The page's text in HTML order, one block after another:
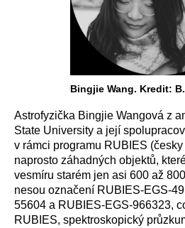
Bingjie Wang. Kredit:
Astrofyzička Bingjie Wangová z
State University a její
v rámci programu RUBIES (česky
naprosto záhadných objektů,
vesmíru starém jen asi 600 až
nesou označení RUBIES-EGS-
55604 a RUBIES-EGS-966323,
RUBIES, spektroskopický